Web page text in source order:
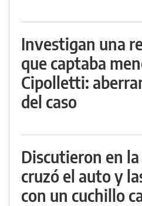
Investigan una
que captaba
Cipolletti:
del caso
Discutieron en la
cruzó el auto y
con un cuchillo